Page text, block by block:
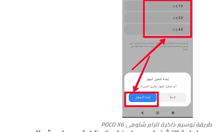
طريقة توسيع ذاكرة الرامشاومي POCO X6